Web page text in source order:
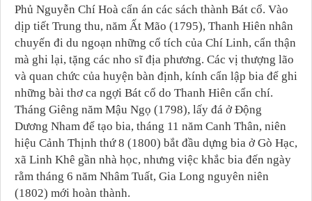
Phủ Nguyễn Chí Hoà cẩn án các sách thành Bát cổ. Vào
dịp tiết Trung thu, năm Ất Mão (1795), Thanh Hiên nhân
chuyến đi du ngoạn những cổ tích của Chí Linh, cẩn thận
mà ghi lại, tặng các nho sĩ địa phương. Các vị thượng lão
và quan chức của huyện bàn định, kính cẩn lập bia để ghi
những bài thơ ca ngợi Bát cổ do Thanh Hiên cẩn chí.
Tháng Giêng năm Mậu Ngọ (1798), lấy đá ở Động
Dương Nham để tạo bia, tháng 11 năm Canh Thân, niên
hiệu Cảnh Thịnh thứ 8 (1800) bắt đầu dựng bia ở Gò Hạc,
xã Linh Khê gần nhà học, nhưng việc khắc bia đến ngày
rằm tháng 6 năm Nhâm Tuất, Gia Long nguyên niên
(1802) mới hoàn thành.